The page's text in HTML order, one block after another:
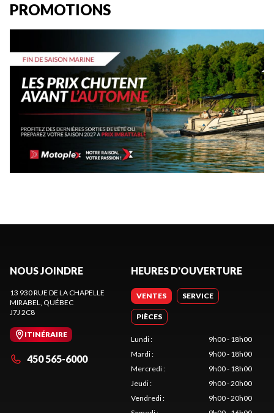
PROMOTIONS
NOUS JOINDRE
13 930 RUE DE LA CHAPELLE
MIRABEL, QUÉBEC
J7J 2C8
ITINÉRAIRE
450 565-6000
HEURES D'OUVERTURE
VENTES SERVICE
PIÈCES
Lundi:
9h00 - 18h00
Mardi:
9h00 - 18h00
Mercredi:
9h00 - 18h00
Jeudi:
9h00 - 20h00
Vendredi:
9h00 - 20h00